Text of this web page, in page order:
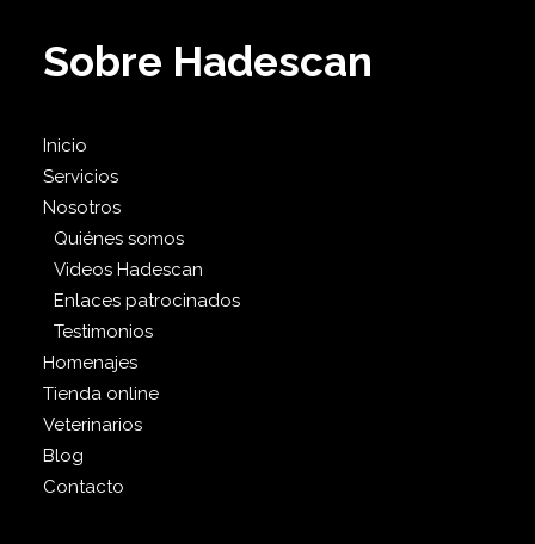
Sobre Hadescan
Inicio
Servicios
Nosotros
Quiénes somos
Videos Hadescan
Enlaces patrocinados
Testimonios
Homenajes
Tienda online
Veterinarios
Blog
Contacto